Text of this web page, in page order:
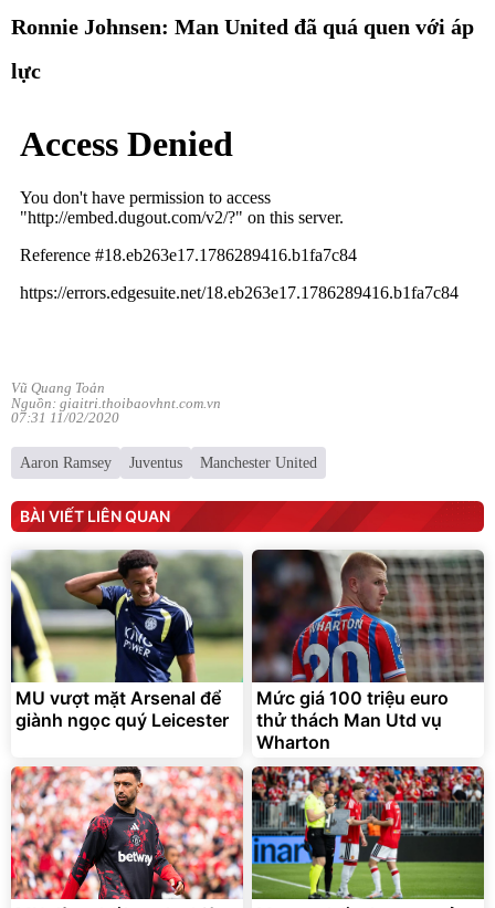
Ronnie Johnsen: Man United đã quá quen với áp
lực
Vũ Quang Toản
Nguồn: giaitri.thoibaovhnt.com.vn
07:31 11/02/2020
Aaron Ramsey Juventus Manchester United
BÀI VIẾT LIÊN QUAN
MU vượt mặt Arsenal để
giành ngọc quý Leicester
Mức giá 100 triệu euro
thử thách Man Utd vụ
Wharton